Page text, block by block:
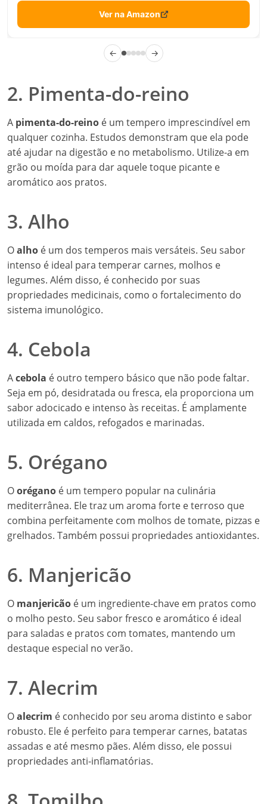
Ver na Amazon
← →
2. Pimenta-do-reino
A pimenta-do-reino é um tempero imprescindível em
qualquer cozinha. Estudos demonstram que ela pode
até ajudar na digestão e no metabolismo. Utilize-a em
grão ou moída para dar aquele toque picante e
aromático aos pratos.
3. Alho
Oalho é um dos temperos mais versáteis. Seu sabor
intenso é ideal para temperar carnes, molhos e
legumes. Além disso, é conhecido por suas
propriedades medicinais, como o fortalecimento do
sistema imunológico.
4. Cebola
Acebola é outro tempero básico que não pode faltar.
Seja em pó, desidratada ou fresca, ela proporciona um
sabor adocicado e intenso às receitas. É amplamente
utilizada em caldos, refogados e marinadas.
5. Orégano
Oorégano é um tempero popular na culinária
mediterrânea. Ele traz um aroma forte e terroso que
combina perfeitamente com molhos de tomate, pizzas e
grelhados. Também possui propriedades antioxidantes.
6. Manjericão
O manjericão é um ingrediente-chave em pratos como
o molho pesto. Seu sabor fresco e aromático é ideal
para saladas e pratos com tomates, mantendo um
destaque especial no verão.
7. Alecrim
Oalecrim é conhecido por seu aroma distinto e sabor
robusto. Ele é perfeito para temperar carnes, batatas
assadas e até mesmo pães. Além disso, ele possui
propriedades anti-inflamatórias.